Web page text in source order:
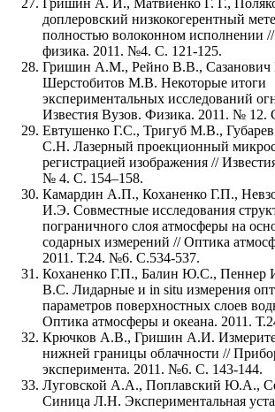
Гришин А. И., Матвиенко Г. Г.,
доплеровский низкокогерентный
полностью волоконном исполнении
физика. 2011. №4. С. 121-125.
Гришин А.М., Рейно В.В.,
Шерстобитов М.В. Некоторые итоги
экспериментальных исследований
Известия Вузов. Физика. 2011. № 12.
Евтушенко Г.С., Тригуб М.В.,
С.Н. Лазерный проекционный
регистрацией изображения //
№ 4. С. 154–158.
Камардин А.П., Коханенко Г.П.,
И.Э. Совместные исследования
пограничного слоя атмосферы на
содарных измерений // Оптика
2011. Т.24. №6. С.534-537.
Коханенко Г.П., Балин Ю.С., Пеннер
В.С. Лидарные и in situ измерения
параметров поверхностных слоев
Оптика атмосферы и океана. 2011.
Крючков А.В., Гришин А.И.
нижней границы облачности //
эксперимента. 2011. №6. С. 143-144.
Луговской А.А., Поплавский Ю.А.,
Синица Л.Н. Экспериментальная